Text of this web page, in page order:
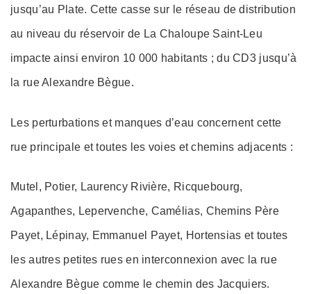
jusqu’au Plate. Cette casse sur le réseau de distribution
au niveau du réservoir de La Chaloupe Saint-Leu
impacte ainsi environ 10 000 habitants ; du CD3 jusqu’à
la rue Alexandre Bègue.
Les perturbations et manques d’eau concernent cette
rue principale et toutes les voies et chemins adjacents :
Mutel, Potier, Laurency Rivière, Ricquebourg,
Agapanthes, Lepervenche, Camélias, Chemins Père
Payet, Lépinay, Emmanuel Payet, Hortensias et toutes
les autres petites rues en interconnexion avec la rue
Alexandre Bègue comme le chemin des Jacquiers.